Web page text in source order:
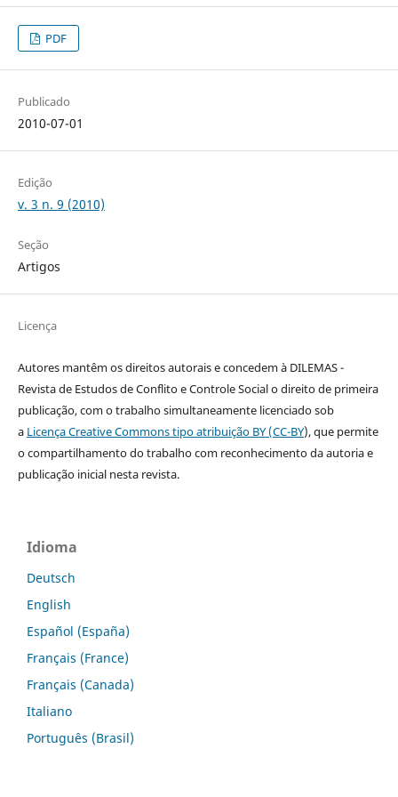
PDF
Publicado
2010-07-01
Edição
v. 3 n. 9 (2010)
Seção
Artigos
Licença
Autores mantêm os direitos autorais e concedem à DILEMAS -
Revista de Estudos de Conflito e Controle Social o direito de primeira
publicação, com o trabalho simultaneamente licenciado sob
a Licença Creative Commons tipo atribuição BY (CC-BY), que permite
o compartilhamento do trabalho com reconhecimento da autoria e
publicação inicial nesta revista.
Idioma
Deutsch
English
Español (España)
Français (France)
Français (Canada)
Italiano
Português (Brasil)